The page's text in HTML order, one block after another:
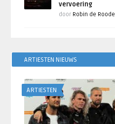
vervoering
door Robin de Roode
ARTIESTEN NIEUWS
ARTIESTEN